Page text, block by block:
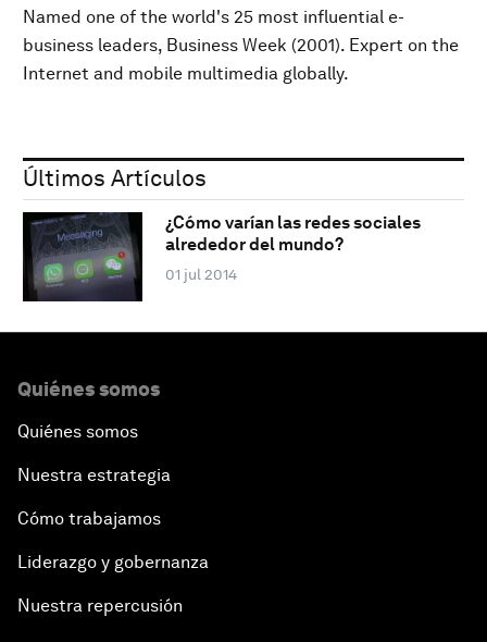
Named one of the world's 25 most influential e-
business leaders, Business Week (2001). Expert on the
Internet and mobile multimedia globally.
Últimos Artículos
¿Cómo varían las redes sociales
alrededor del mundo?
01 jul 2014
Quiénes somos
Quiénes somos
Nuestra estrategia
Cómo trabajamos
Liderazgo y gobernanza
Nuestra repercusión